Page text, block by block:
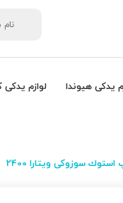
یدکی هیوندا لوازم یدکی
سوزوکی ویتارا 2400